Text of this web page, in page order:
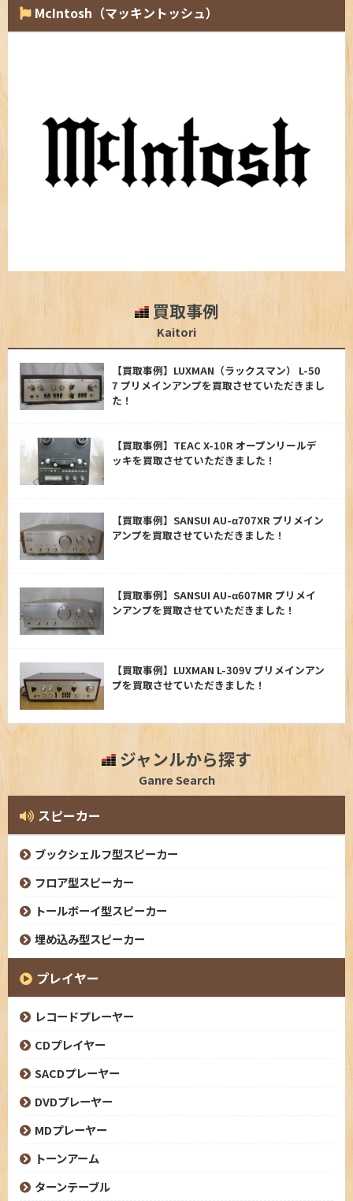
McIntosh（マッキントッシュ）
買取事例
Kaitori
【買取事例】LUXMAN（ラックスマン） L-50
7 プリメインアンプを買取させていただきまし
た！
【買取事例】TEAC X-10R オープンリールデ
ッキを買取させていただきました！
【買取事例】SANSUI AU-α707XR プリメイン
アンプを買取させていただきました！
【買取事例】SANSUI AU-α607MR プリメイ
ンアンプを買取させていただきました！
【買取事例】LUXMAN L-309V プリメインアン
プを買取させていただきました！
ジャンルから探す
Ganre Search
スピーカー
ブックシェルフ型スピーカー
フロア型スピーカー
トールボーイ型スピーカー
埋め込み型スピーカー
プレイヤー
レコードプレーヤー
CDプレイヤー
SACDプレーヤー
DVDプレーヤー
MDプレーヤー
トーンアーム
ターンテーブル